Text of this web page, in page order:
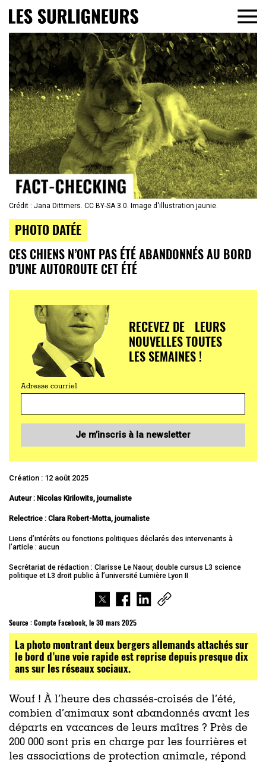
Crédit : Jana Dittmers. CC BY-SA 3.0. Image d'illustration jaunie.
PHOTO DATÉE
CES CHIENS N’ONT PAS ÉTÉ ABANDONNÉS AU BORD
D’UNE AUTOROUTE CET ÉTÉ
RECEVEZ DE LEURS
NOUVELLES TOUTES
LES SEMAINES !
Adresse courriel
Je m’inscris à la newsletter
Création : 12 août 2025
Auteur : Nicolas Kirilowits, journaliste
Relectrice : Clara Robert-Motta, journaliste
Liens d’intérêts ou fonctions politiques déclarés des intervenants à
l’article : aucun
Secrétariat de rédaction : Clarisse Le Naour, double cursus L3 science
politique et L3 droit public à l’université Lumière Lyon II
Source :Compte Facebook, le 30 mars 2025
La photo montrant deux bergers allemands attachés sur
le bord d’une voie rapide est reprise depuis presque dix
ans sur les réseaux sociaux.
Wouf ! À l’heure des chassés-croisés de l’été,
combien d’animaux sont abandonnés avant les
départs en vacances de leurs maîtres ? Près de
200 000 sont pris en charge par les fourrières et
les associations de protection animale, répond